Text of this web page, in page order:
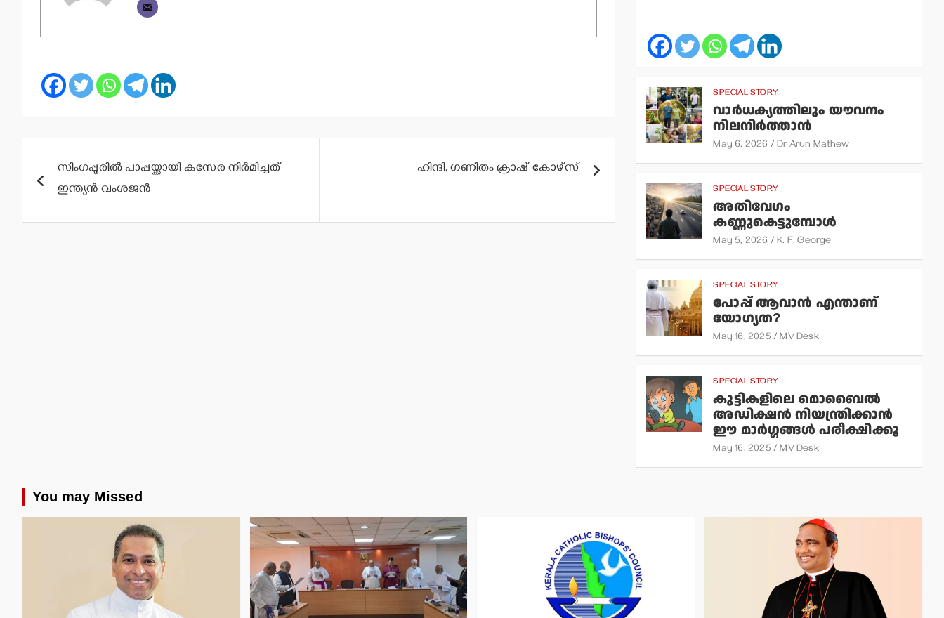
navigation
സിംഗപ്പൂരില്‍ പാപ്പയ്ക്കായി കസേര നിര്‍മിച്ചത്
ഇന്ത്യന്‍ വംശജന്‍
ഹിന്ദി, ഗണിതം ക്രാഷ് കോഴ്‌സ്
SPECIAL STORY
വാര്‍ധക്യത്തിലും യൗവനം
നിലനിര്‍ത്താന്‍
May 6, 2026 Dr Arun Mathew
SPECIAL STORY
അതിവേഗം
കണ്ണുകെട്ടുമ്പോള്‍
May 5, 2026 K. F. George
SPECIAL STORY
പോപ്പ് ആവാന്‍ എന്താണ്
യോഗ്യത?
May 16, 2025 MV Desk
SPECIAL STORY
കുട്ടികളിലെ മൊബൈല്‍
അഡിക്ഷന്‍ നിയന്ത്രിക്കാന്‍
ഈ മാര്‍ഗ്ഗങ്ങള്‍ പരീക്ഷിക്കൂ
May 16, 2025 MV Desk
You may Missed